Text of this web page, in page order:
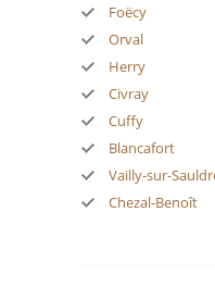
Foëcy
Orval
Herry
Civray
Cuffy
Blancafort
Vailly-sur-
Chezal-Benoît